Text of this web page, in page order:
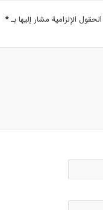
الحقول الإلزامية مشار إليها بـ*